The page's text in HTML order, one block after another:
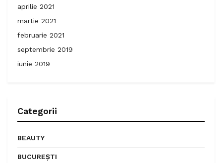
aprilie 2021
martie 2021
februarie 2021
septembrie 2019
iunie 2019
Categorii
BEAUTY
BUCUREȘTI